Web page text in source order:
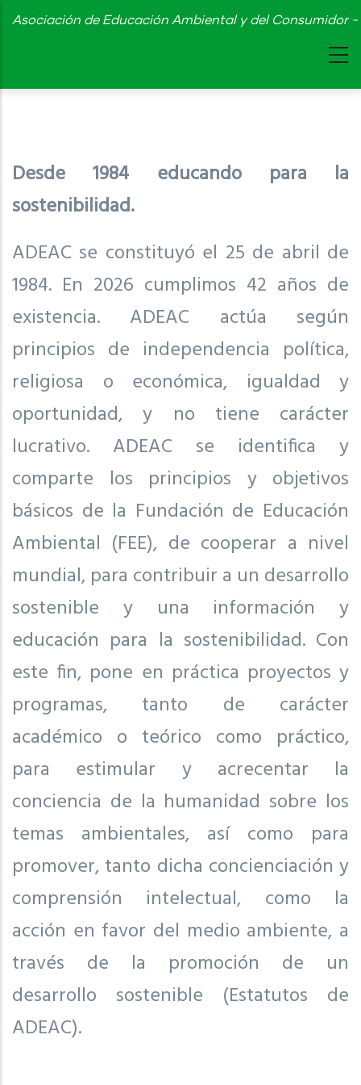
Skip
content
Asociación de Educación Ambiental y del Consumidor
Desde 1984 educando para la
sostenibilidad.
ADEAC se constituyó el 25 de abril de
1984. En 2026 cumplimos 42 años de
existencia. ADEAC actúa según
principios de independencia política,
religiosa o económica, igualdad y
oportunidad, y no tiene carácter
lucrativo. ADEAC se identifica y
comparte los principios y objetivos
básicos de la Fundación de Educación
Ambiental (FEE), de cooperar a nivel
mundial, para contribuir a un desarrollo
sostenible y una información y
educación para la sostenibilidad. Con
este fin, pone en práctica proyectos y
programas, tanto de carácter
académico o teórico como práctico,
para estimular y acrecentar la
conciencia de la humanidad sobre los
temas ambientales, así como para
promover, tanto dicha concienciación y
comprensión intelectual, como la
acción en favor del medio ambiente, a
través de la promoción de un
desarrollo sostenible (Estatutos de
ADEAC).